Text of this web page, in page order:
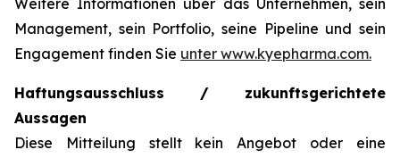
Weitere Informationen über das Unternehmen, sein
Management, sein Portfolio, seine Pipeline und sein
Engagement finden Sie unter www.kyepharma.com.
Haftungsausschluss / zukunftsgerichtete
Aussagen
Diese Mitteilung stellt kein Angebot oder eine